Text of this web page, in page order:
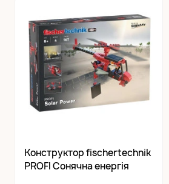
Конструктор fisсhertechnik
PROFI Сонячна енергія